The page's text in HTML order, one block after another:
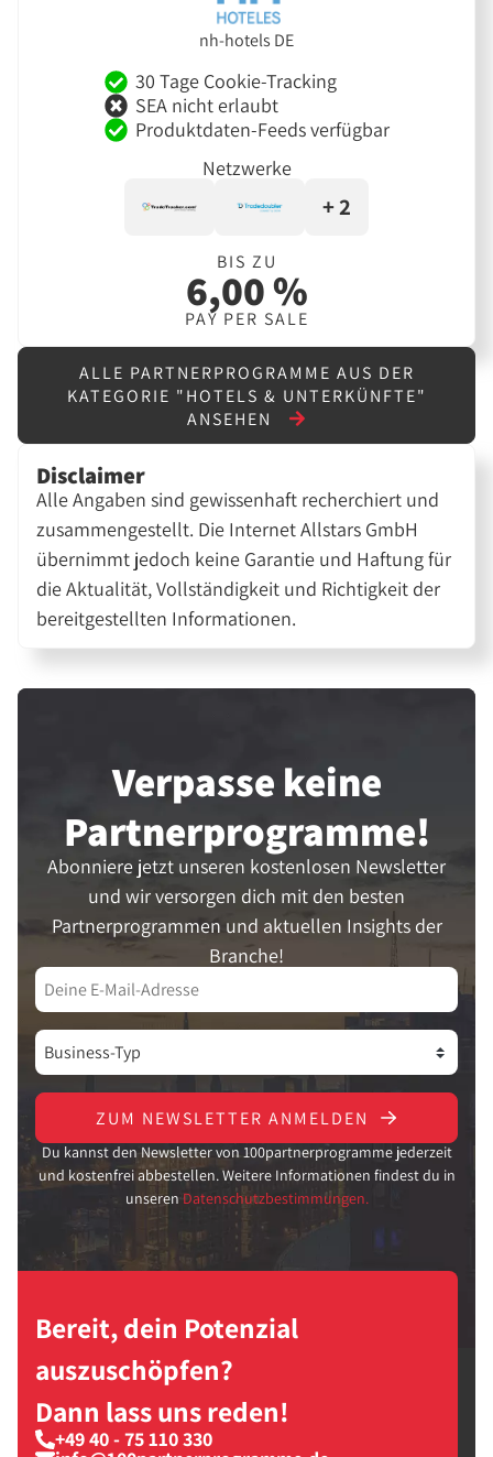
nh-hotels DE
30 Tage Cookie-Tracking
SEA nicht erlaubt
Produktdaten-Feeds verfügbar
Netzwerke
+ 2
BIS ZU
6,00 %
PAY PER SALE
ALLE PARTNERPROGRAMME AUS DER
KATEGORIE "HOTELS & UNTERKÜNFTE"
ANSEHEN
Disclaimer
Alle Angaben sind gewissenhaft recherchiert und
zusammengestellt. Die Internet Allstars GmbH
übernimmt jedoch keine Garantie und Haftung für
die Aktualität, Vollständigkeit und Richtigkeit der
bereitgestellten Informationen.
Verpasse keine
Partner­programme!
Abonniere jetzt unseren kostenlosen Newsletter
und wir versorgen dich mit den besten
Partnerprogrammen und aktuellen Insights der
Branche!
ZUM NEWSLETTER ANMELDEN
Du kannst den Newsletter von 100partnerprogramme jederzeit
und kostenfrei abbestellen. Weitere Informationen findest du in
unseren Datenschutzbestimmungen.
Bereit, dein Potenzial
auszuschöpfen?
Dann lass uns reden!
+49 40 - 75 110 330